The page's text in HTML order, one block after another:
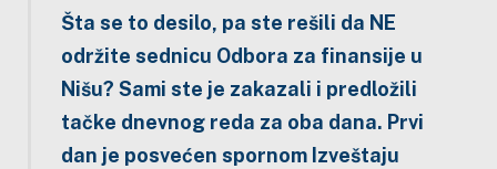
Šta se to desilo, pa ste rešili da NE
održite sednicu Odbora za finansije u
Nišu? Sami ste je zakazali i predložili
tačke dnevnog reda za oba dana. Prvi
dan je posvećen spornom Izveštaju